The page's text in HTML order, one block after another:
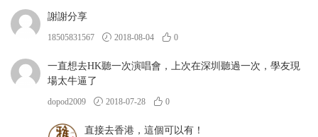
謝謝分享
18505831567 2018-08-04 0
一直想去HK聽一次演唱會，上次在深圳聽過一次，學友現
場太牛逼了
dopod2009 2018-07-28 0
直接去香港，這個可以有！